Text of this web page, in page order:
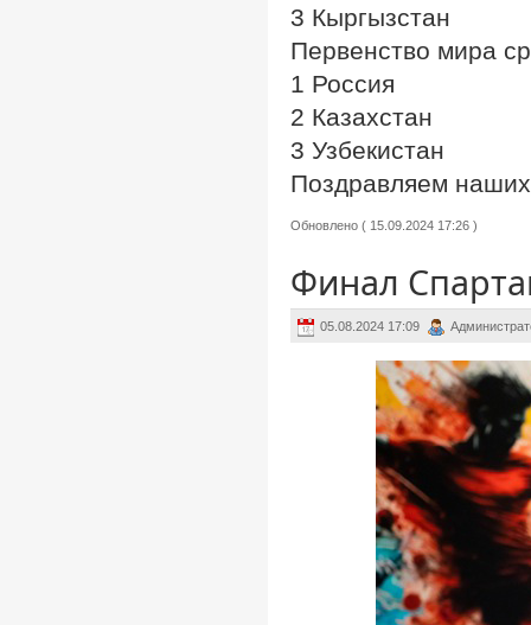
3 Кыргызстан
Первенство мира
1 Россия
2 Казахстан
3 Узбекистан
Поздравляем
Обновлено ( 15.09.2024 17:26 )
Финал
05.08.2024 17:09